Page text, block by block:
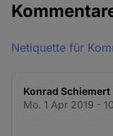
Netiquette für
Konrad
Mo. 1 Apr 2019 -